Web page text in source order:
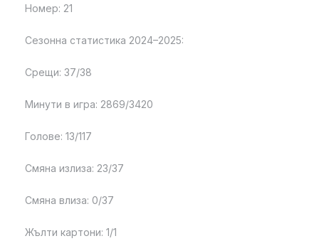
Номер: 21
Сезонна статистика 2024–2025:
Срещи: 37/38
Минути в игра: 2869/3420
Голове: 13/117
Смяна излиза: 23/37
Смяна влиза: 0/37
Жълти картони: 1/1